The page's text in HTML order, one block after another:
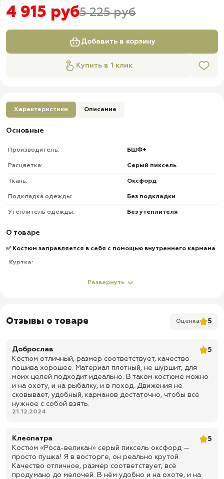
4 915 руб5 225 руб
Добавить в корзину
Купить в 1 клик
Характеристики Описание
Основные
Производитель: БШФ+
Расцветка: Серый пиксель
Ткань: Оксфорд
Подкладка одежды: Без подкладки
Утеплитель одежды: Без утеплителя
О товаре
✅ Костюм заправляется в себя с помощью внутреннего кармана
Куртка:
✅ Фальш-погоны на кнопках
✅ 1 вертикальный карман на молнии на груди
✅ 2 прорезных кармана (листочка)
Брюки:
✅ На резинке
✅ Шлевки под ремень
✅ 2 прорезных кармана
✅ Доставка по всей России
✅ Быстрая отправка
Развернуть
Отзывы о товаре Оценка 5
Доброслав
5
Костюм отличный, размер соответствует, качество
пошива хорошее. Материал плотный, не шуршит, для
моих целей подходит идеально. В таком костюме можно
и на охоту, и на рыбалку, и в поход. Движения не
сковывает, удобный, карманов достаточно, чтобы всё
нужное с собой взять.
21.12.2024
Клеопатра
5
Костюм «Роса-великан» серый пиксель оксфорд —
просто пушка! Я в восторге, он реально крутой.
Качество отличное, размер соответствует, всё
продумано до мелочей. В нём удобно и на охоте, и на